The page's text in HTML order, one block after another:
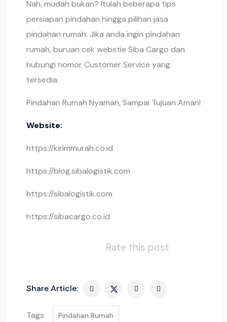
Nah, mudah bukan? Itulah beberapa tips
persiapan pindahan hingga pilihan jasa
pindahan rumah. Jika anda ingin pindahan
rumah, buruan cek webstie Siba Cargo dan
hubungi nomor Customer Service yang
tersedia.
Pindahan Rumah Nyaman, Sampai Tujuan Aman!
Website:
https://kirimmurah.co.id
https://blog.sibalogistik.com
https://sibalogistik.com
https://sibacargo.co.id
Rate this post
Share Article:
Tags: Pindahan Rumah